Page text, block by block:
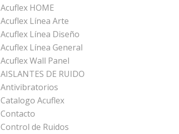
Acuflex HOME
Acuflex Línea Arte
Acuflex Línea Diseño
Acuflex Línea General
Acuflex Wall Panel
AISLANTES DE RUIDO
Antivibratorios
Catalogo Acuflex
Contacto
Control de Ruidos